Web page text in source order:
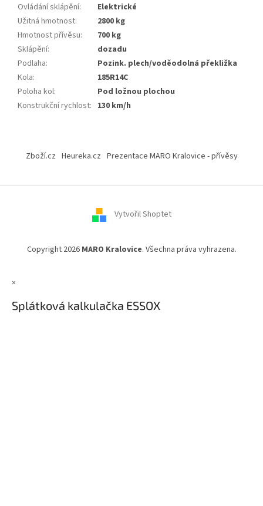
Ovládání sklápění:
Elektrické
Užitná hmotnost:
2800 kg
Hmotnost přívěsu:
700 kg
Sklápění:
dozadu
Podlaha:
Pozink. plech/voděodolná překližka
Kola:
185R14C
Poloha kol:
Pod ložnou plochou
Konstrukční rychlost: 130 km/h
Zboží.cz Heureka.cz Prezentace MARO Kralovice - přívěsy
Vytvořil Shoptet
Copyright 2026 MARO Kralovice. Všechna práva vyhrazena.
×
Splátková kalkulačka ESSOX